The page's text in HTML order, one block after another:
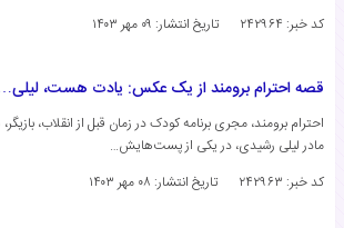
کد خبر: ۲۴۲۹۶۴
تاریخ انتشار: ۰۹ مهر ۱۴۰۳
قصه احترام برومند از یک عکس: یادت هست،
احترام برومند، مجری برنامه کودک در زمان قبل از انقلاب،
مادر لیلی رشیدی، در یکی از پست‌هایش…
کد خبر: ۲۴۲۹۶۳
تاریخ انتشار: ۰۸ مهر ۱۴۰۳